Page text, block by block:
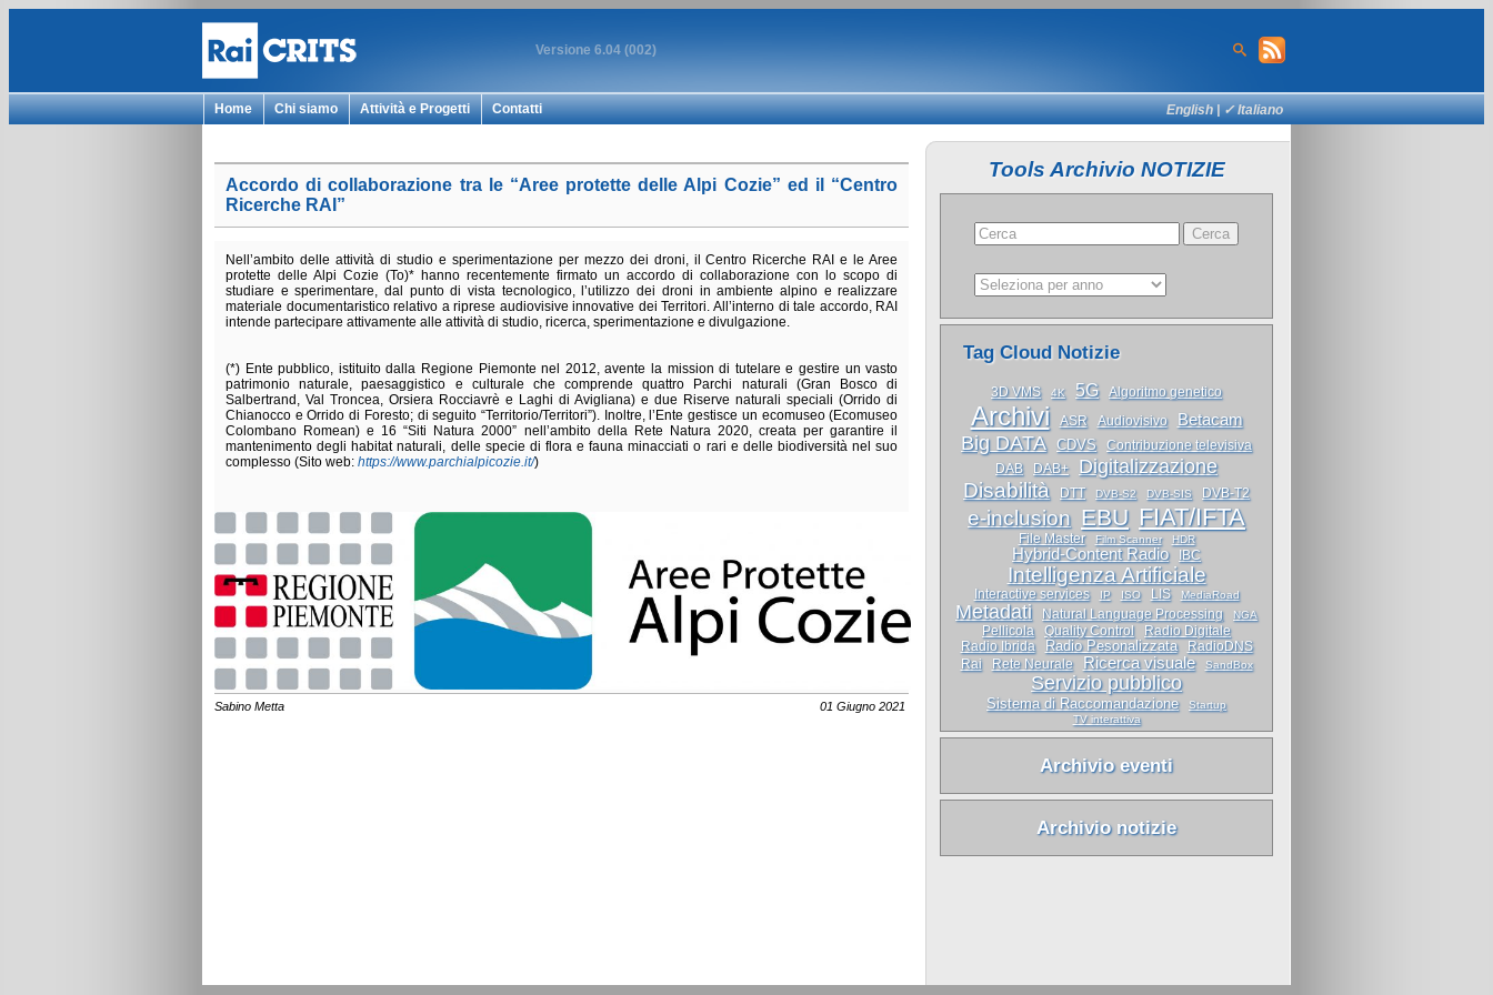
Versione 6.04 (002)
Home Chi siamo Attività e Progetti Contatti English| ✓ Italiano
Accordo di collaborazione tra le “Aree protette delle Alpi Cozie” ed il “Centro
Ricerche RAI”
Nell’ambito delle attività di studio e sperimentazione per mezzo dei droni, il Centro Ricerche RAI e le Aree
protette delle Alpi Cozie (To)* hanno recentemente firmato un accordo di collaborazione con lo scopo di
studiare e sperimentare, dal punto di vista tecnologico, l’utilizzo dei droni in ambiente alpino e realizzare
materiale documentaristico relativo a riprese audiovisive innovative dei Territori. All’interno di tale accordo, RAI
intende partecipare attivamente alle attività di studio, ricerca, sperimentazione e divulgazione.
(*) Ente pubblico, istituito dalla Regione Piemonte nel 2012, avente la mission di tutelare e gestire un vasto
patrimonio naturale, paesaggistico e culturale che comprende quattro Parchi naturali (Gran Bosco di
Salbertrand, Val Troncea, Orsiera Rocciavrè e Laghi di Avigliana) e due Riserve naturali speciali (Orrido di
Chianocco e Orrido di Foresto; di seguito “Territorio/Territori”). Inoltre, l’Ente gestisce un ecomuseo (Ecomuseo
Colombano Romean) e 16 “Siti Natura 2000” nell’ambito della Rete Natura 2020, creata per garantire il
mantenimento degli habitat naturali, delle specie di flora e fauna minacciati o rari e delle biodiversità nel suo
complesso (Sito web: https://www.parchialpicozie.it/)
Sabino Metta 01 Giugno 2021
Tools Archivio NOTIZIE
Tag Cloud Notizie
3D VMS 4K 5G Algoritmo genetico
Archivi ASR Audiovisivo Betacam
Big DATA CDVS
Contribuzione televisiva
DAB
DAB+ Digitalizzazione
Disabilità DTT DVB-S2 DVB-SIS DVB-T2
e-inclusion EBU FIAT/IFTA
File Master Film Scanner HDR
Hybrid-Content Radio IBC
Intelligenza Artificiale
Interactive services IP ISO LIS MediaRoad
Metadati Natural Language Processing NGA
Pellicola Quality Control
Radio Digitale
Radio Ibrida
Radio Pesonalizzata
RadioDNS
Rai
Rete Neurale Ricerca visuale SandBox
Servizio pubblico
Sistema di Raccomandazione
Startup
TV interattiva
Archivio eventi
Archivio notizie